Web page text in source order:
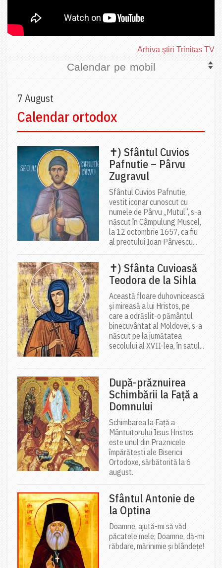
Arhiva ştiri Trinitas TV
Calendar pe mobil
7 August
Calendar ortodox
✝) Sfântul Cuvios
Pafnutie – Pârvu
Zugravul
Sfântul Cuvios Pafnutie,
vestit iconar cunoscut cu
numele de Pârvu „Mutul”, s-a
născut în Câmpulung Muscel,
la 12 octombrie 1657, ca fiu
al preotului Ioan Pârvescu...
✝) Sfânta Cuvioasă
Teodora de la Sihla
Această floare duhovnicească
și mireasă a lui Hristos, pe
care a odrăslit-o pământul
binecuvântat al Moldovei, s-a
născut pe la jumătatea
secolului al XVII-lea, în satul...
După-prăznuirea
Schimbării la Față a
Domnului
Schimbarea la Față a
Mântuitorului Iisus Hristos
este unul din Praznicele
împărătești ale Bisericii
Ortodoxe, sărbătorită la 6
august.
Sfântul Antonie de
la Optina
Doamne, ajută-mi să văd
păcatele mele; Doamne, dă-mi
răbdare, mărinimie şi blândeţe!